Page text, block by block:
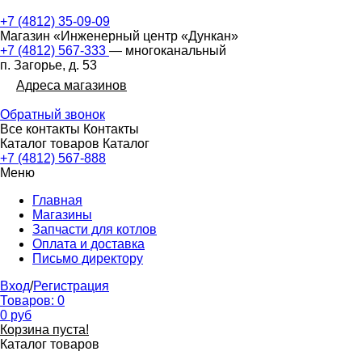
+7 (4812) 35-09-09
Магазин «Инженерный центр «Дункан»
+7 (4812) 567-333 — многоканальный
п. Загорье, д. 53
Адреса магазинов
Обратный звонок
Все контакты Контакты
Каталог товаров Каталог
+7 (4812) 567-888
Меню
Главная
Магазины
Запчасти для котлов
Оплата и доставка
Письмо директору
Вход/Регистрация
Товаров: 0
0 руб
Корзина пуста!
Каталог товаров